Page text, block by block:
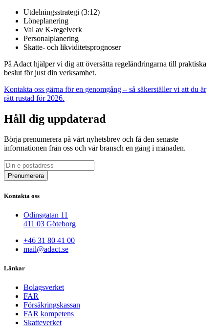
Utdelningsstrategi (3:12)
Löneplanering
Val av K-regelverk
Personalplanering
Skatte- och likviditetsprognoser
På Adact hjälper vi dig att översätta regeländringarna till praktiska
beslut för just din verksamhet.
Kontakta oss gärna för en genomgång – så säkerställer vi att du är
rätt rustad för 2026.
Håll dig uppdaterad
Börja prenumerera på vårt nyhetsbrev och få den senaste
informationen från oss och vår bransch en gång i månaden.
Kontakta oss
Odinsgatan 11
411 03 Göteborg
+46 31 80 41 00
mail@adact.se
Länkar
Bolagsverket
FAR
Försäkringskassan
FAR kompetens
Skatteverket